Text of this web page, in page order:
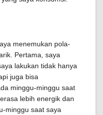
menemukan pola-
Pertama, saya
lakukan tidak hanya
juga bisa
minggu-minggu saat
lebih energik dan
minggu saat saya